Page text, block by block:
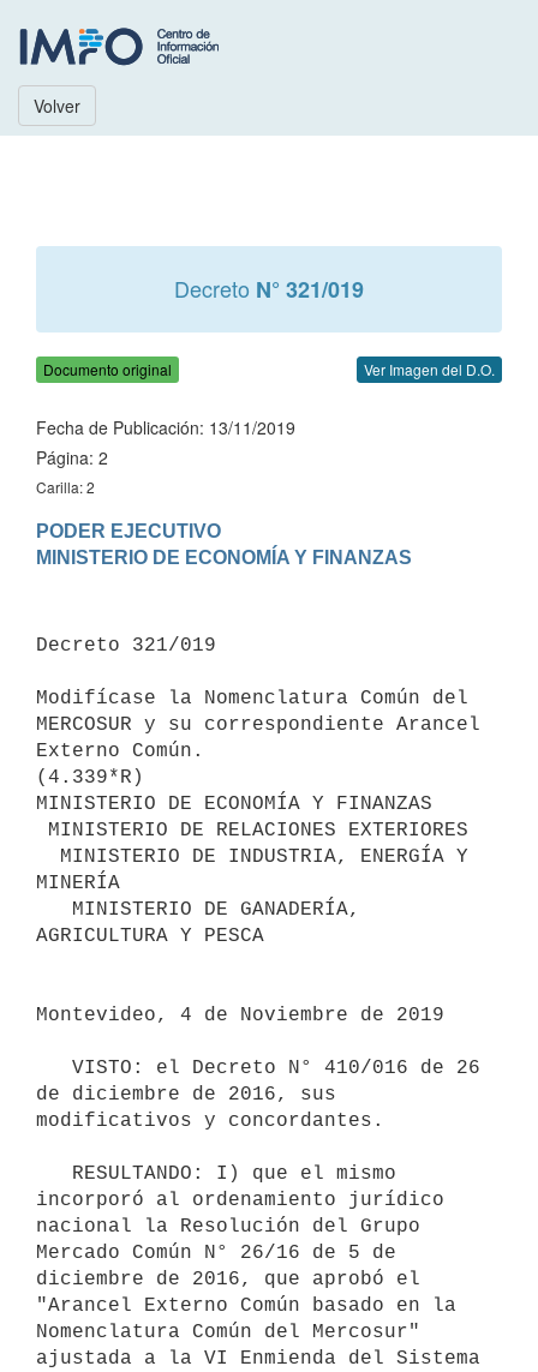
Volver
Decreto N° 321/019
Documento original Ver Imagen del D.O.
Fecha de Publicación: 13/11/2019
Página: 2
Carilla: 2
PODER EJECUTIVO
Decreto 321/019
Modifícase la Nomenclatura Común del
MERCOSUR y su correspondiente Arancel
Externo Común.
(4.339*R)
MINISTERIO DE ECONOMÍA Y FINANZAS
MINERÍA
AGRICULTURA Y PESCA
Montevideo, 4 de Noviembre de 2019
de diciembre de 2016, sus
modificativos y concordantes.
incorporó al ordenamiento jurídico
nacional la Resolución del Grupo
Mercado Común N° 26/16 de 5 de
diciembre de 2016, que aprobó el
"Arancel Externo Común basado en la
Nomenclatura Común del Mercosur"
ajustada a la VI Enmienda del Sistema